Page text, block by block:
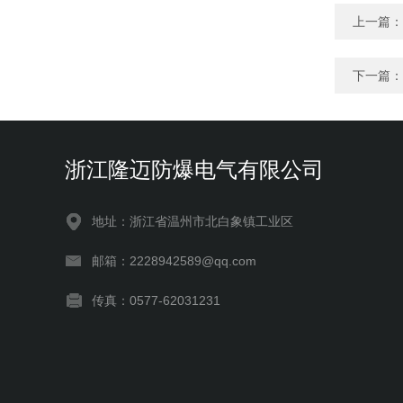
上一篇：
下一篇：
浙江隆迈防爆电气有限公司
地址：浙江省温州市北白象镇工业区
邮箱：2228942589@qq.com
传真：0577-62031231